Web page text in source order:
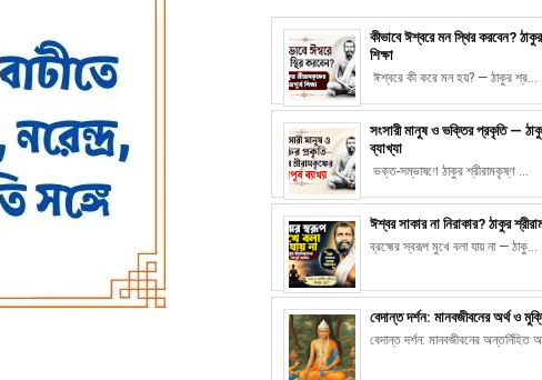
কীভাবে ঈশ্বরে মন স্থির করবেন?
শিক্ষা
ঈশ্বরে কী করে মন হয়? — ঠাকুর শ্র...
সংসারী মানুষ ও ভক্তির প্রকৃতি —
ব্যাখ্যা
ভক্ত-সম্ভাষণে ঠাকুর শ্রীরামকৃষ্ণ ...
ঈশ্বর সাকার না নিরাকার? ঠাকুর
ব্রহ্মের স্বরূপ মুখে বলা যায় না — ঠাকু...
বেদান্ত দর্শন: মানবজীবনের অর্থ ও
বেদান্ত দর্শন: মানবজীবনের অন্তর্নিহিত